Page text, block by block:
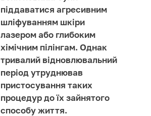
піддаватися агресивним
шліфуванням шкіри
лазером або глибоким
хімічним пілінгам. Однак
тривалий відновлювальний
період утруднював
пристосування таких
процедур до їх зайнятого
способу життя.